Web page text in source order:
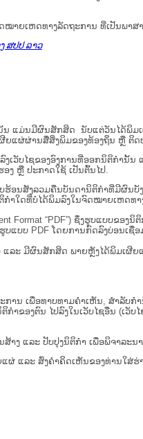
າຍເຫດທາງລັດຖະການ ທີ່ເປັນພາສ
ສປປ ລາວ
ແມ່ນມີຜົນສັກສິດ ນັບ​ແຕ່​ວັນໄດ້ພິມເ
ຜ່​ຜ່ານ​ສື່ສິ່ງພິມຂອງທ້ອງຖິ່ນ ຫຼື ຕິດ
ວັບໄຊຂອງອົງການທີ່ອອກນິຕິກໍາ
ງ ຫຼື ປະກາດໃຊ້ ເປັນຕົ້ນໄປ.
ນສັງລວມຄືນບັນດານິຕິກໍາທີ່ມີຜົນ
ໃດ​ທີ່ບໍ່​ໄດ້​ພິມ​ລົງ​ໃນ​ຈົດ​ໝາຍ​ເຫດ​ທ
“PDF”) ຊຶ່ງຮູບແບບຂອ
ແບບ PDF ໂດຍການກົດລົງບ່ອນເ
ະ ມີຜົນສັກສິດ ພາຍຫຼັງໄດ້ພິມເຜີ
ານ ເພື່ອທາບທາມຄຳເຫັນ, ສໍາລັ
ຂອງຕົນ ໄປລົງໃນ​ເວັບ​ໄຊ​ອື່ນ (ເ
ງ ແລະ ປັບປຸງນິຕິກຳ ເພື່ອພິຈາລະນາ.
ຜ່ ແລະ ສົ່ງຄຳຄິດເຫັນຂອງທ່ານໃສ່ຮ່